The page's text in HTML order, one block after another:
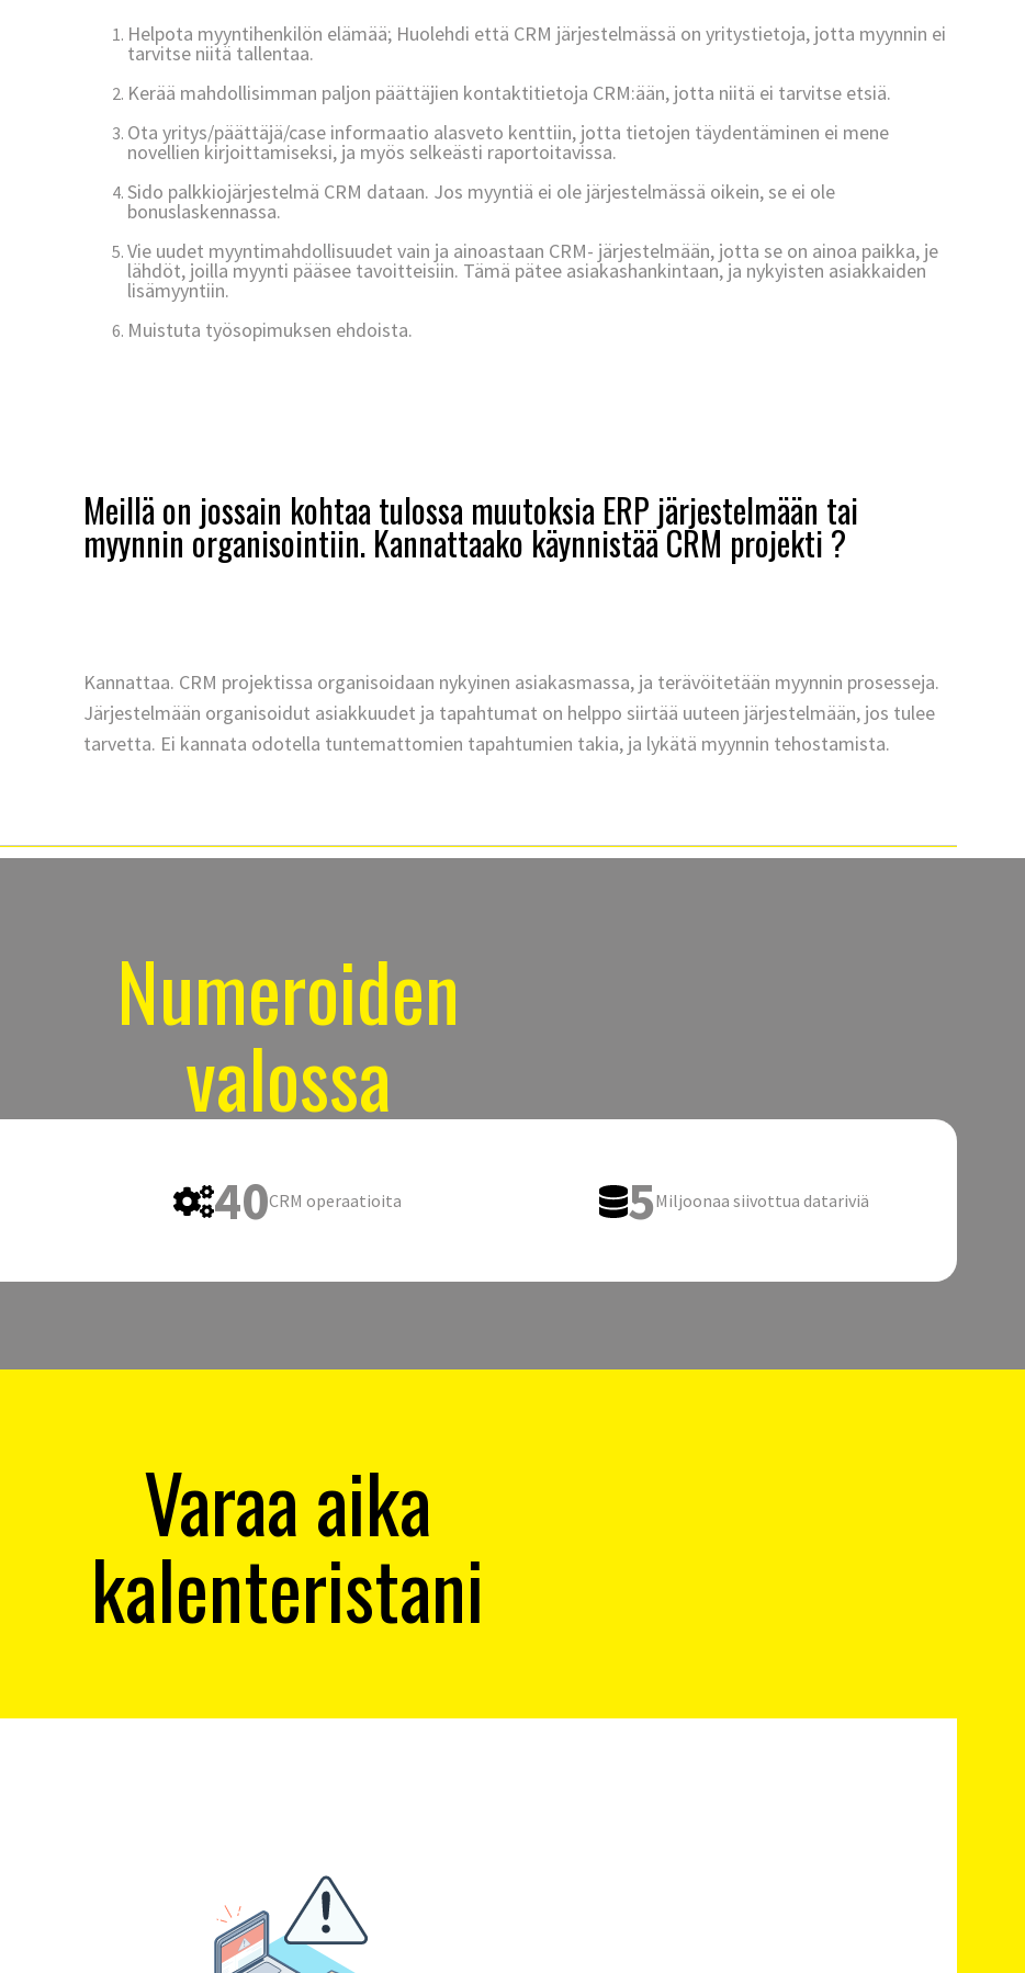
Helpota myyntihenkilön elämää; Huolehdi että CRM järjestelmässä on yritystietoja, jotta myynnin ei
tarvitse niitä tallentaa.
Kerää mahdollisimman paljon päättäjien kontaktitietoja CRM:ään, jotta niitä ei tarvitse etsiä.
Ota yritys/päättäjä/case informaatio alasveto kenttiin, jotta tietojen täydentäminen ei mene
novellien kirjoittamiseksi, ja myös selkeästi raportoitavissa.
Sido palkkiojärjestelmä CRM dataan. Jos myyntiä ei ole järjestelmässä oikein, se ei ole
bonuslaskennassa.
Vie uudet myyntimahdollisuudet vain ja ainoastaan CRM- järjestelmään, jotta se on ainoa paikka, je
lähdöt, joilla myynti pääsee tavoitteisiin. Tämä pätee asiakashankintaan, ja nykyisten asiakkaiden
lisämyyntiin.
Muistuta työsopimuksen ehdoista.
Meillä on jossain kohtaa tulossa muutoksia ERP järjestelmään tai
myynnin organisointiin. Kannattaako käynnistää CRM projekti ?
Kannattaa. CRM projektissa organisoidaan nykyinen asiakasmassa, ja terävöitetään myynnin prosesseja.
Järjestelmään organisoidut asiakkuudet ja tapahtumat on helppo siirtää uuteen järjestelmään, jos tulee
tarvetta. Ei kannata odotella tuntemattomien tapahtumien takia, ja lykätä myynnin tehostamista.
Numeroiden
valossa
40CRM operaatioita 5Miljoonaa siivottua datariviä
Varaa aika
kalenteristani